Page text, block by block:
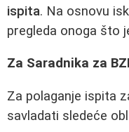
ispita. Na osnovu
pregleda onoga što
Za Saradnika za
Za polaganje ispita
savladati sledeće